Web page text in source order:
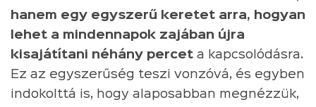
hanem egy egyszerű keretet arra, hogyan
lehet a mindennapok zajában újra
kisajátítani néhány percet a kapcsolódásra.
Ez az egyszerűség teszi vonzóvá, és egyben
indokolttá is, hogy alaposabban megnézzük,